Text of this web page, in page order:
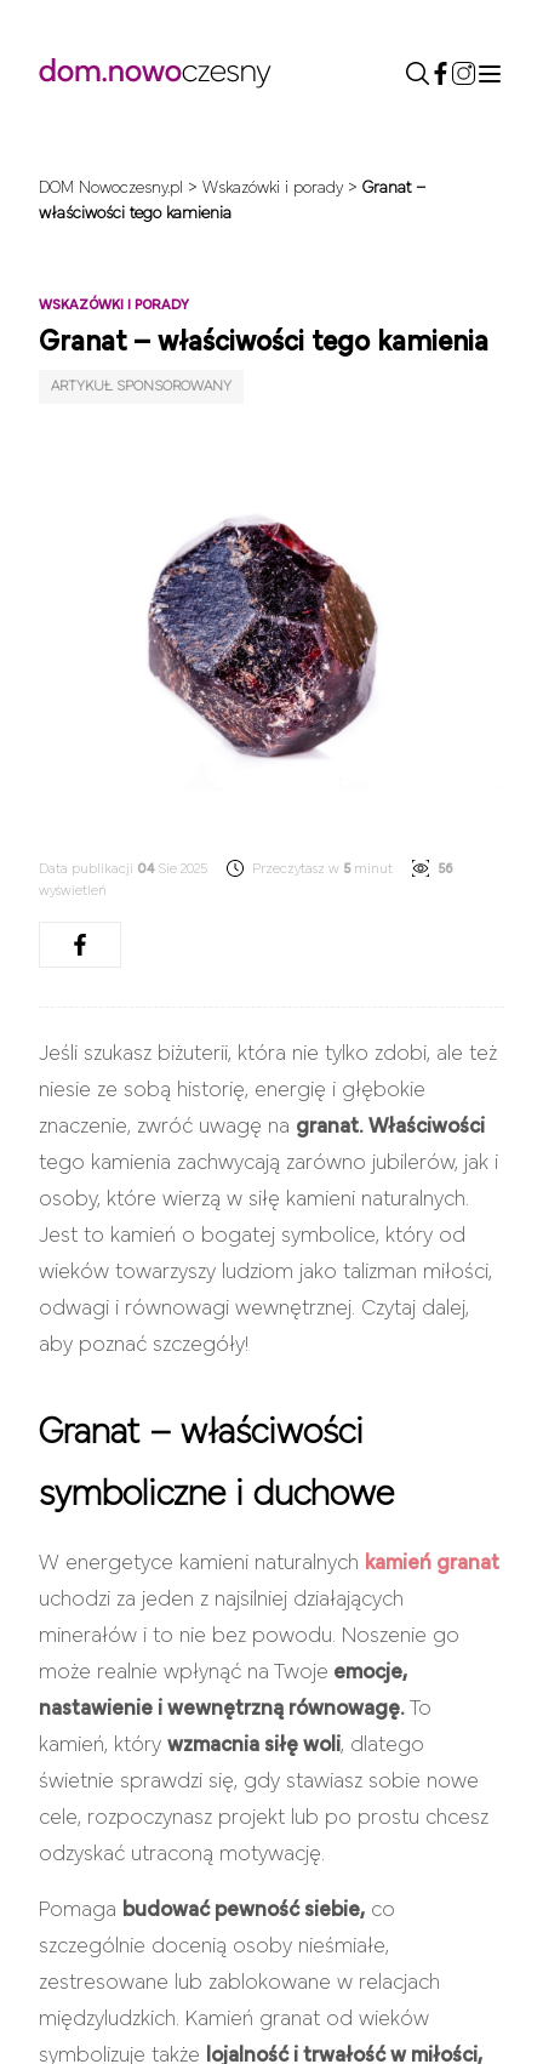
DOM Nowoczesny.pl > Wskazówki i porady > Granat –
właściwości tego kamienia
WSKAZÓWKI I PORADY
Granat – właściwości tego kamienia
ARTYKUŁ SPONSOROWANY
Data publikacji 04Sie 2025 Przeczytasz w 5minut
56
wyświetleń
Jeśli szukasz biżuterii, która nie tylko zdobi, ale też
niesie ze sobą historię, energię i głębokie
znaczenie, zwróć uwagę na granat. Właściwości
tego kamienia zachwycają zarówno jubilerów, jak i
osoby, które wierzą w siłę kamieni naturalnych.
Jest to kamień o bogatej symbolice, który od
wieków towarzyszy ludziom jako talizman miłości,
odwagi i równowagi wewnętrznej. Czytaj dalej,
aby poznać szczegóły!
Granat – właściwości
symboliczne i duchowe
W energetyce kamieni naturalnych kamień granat
uchodzi za jeden z najsilniej działających
minerałów i to nie bez powodu. Noszenie go
może realnie wpłynąć na Twoje emocje,
nastawienie i wewnętrzną równowagę. To
kamień, który wzmacnia siłę woli, dlatego
świetnie sprawdzi się, gdy stawiasz sobie nowe
cele, rozpoczynasz projekt lub po prostu chcesz
odzyskać utraconą motywację.
Pomaga budować pewność siebie, co
szczególnie docenią osoby nieśmiałe,
zestresowane lub zablokowane w relacjach
międzyludzkich. Kamień granat od wieków
symbolizuje także lojalność i trwałość w miłości,